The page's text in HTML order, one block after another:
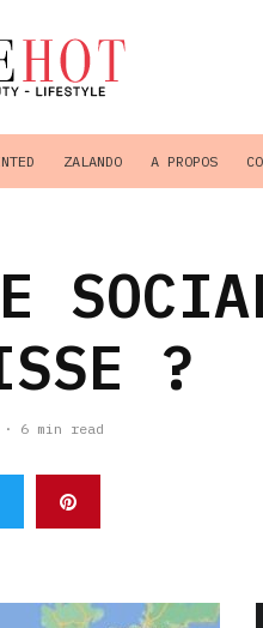
ZALANDO A PROPOS
?
· 6 min read